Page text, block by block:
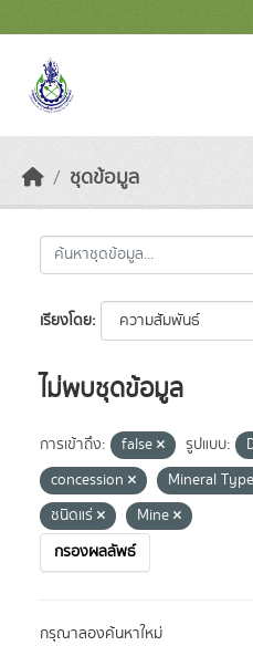
ชุดข้อมูล
เรียงโดย
ไม่พบชุดข้อมูล
การเข้าถึง: false รูปแบบ:
concession
Mineral Type
ชนิดแร่
Mine
กรองผลลัพธ์
กรุณาลองค้นหาใหม่